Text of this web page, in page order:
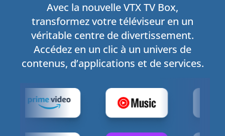
Avec la nouvelle VTX TV Box,
transformez votre téléviseur en un
véritable centre de divertissement.
Accédez en un clic à un univers de
contenus, d’applications et de services.